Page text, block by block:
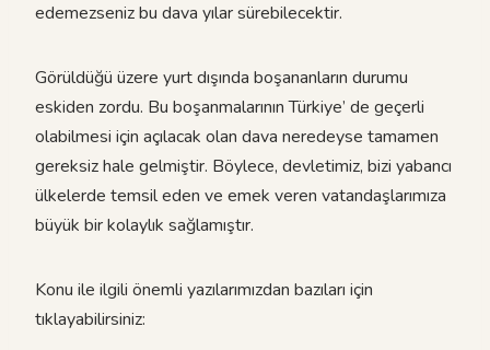
edemezseniz bu dava yılar sürebilecektir.
Görüldüğü üzere yurt dışında boşananların durumu
eskiden zordu. Bu boşanmalarının Türkiye’ de geçerli
olabilmesi için açılacak olan dava neredeyse tamamen
gereksiz hale gelmiştir. Böylece, devletimiz, bizi yabancı
ülkelerde temsil eden ve emek veren vatandaşlarımıza
büyük bir kolaylık sağlamıştır.
Konu ile ilgili önemli yazılarımızdan bazıları için
tıklayabilirsiniz: